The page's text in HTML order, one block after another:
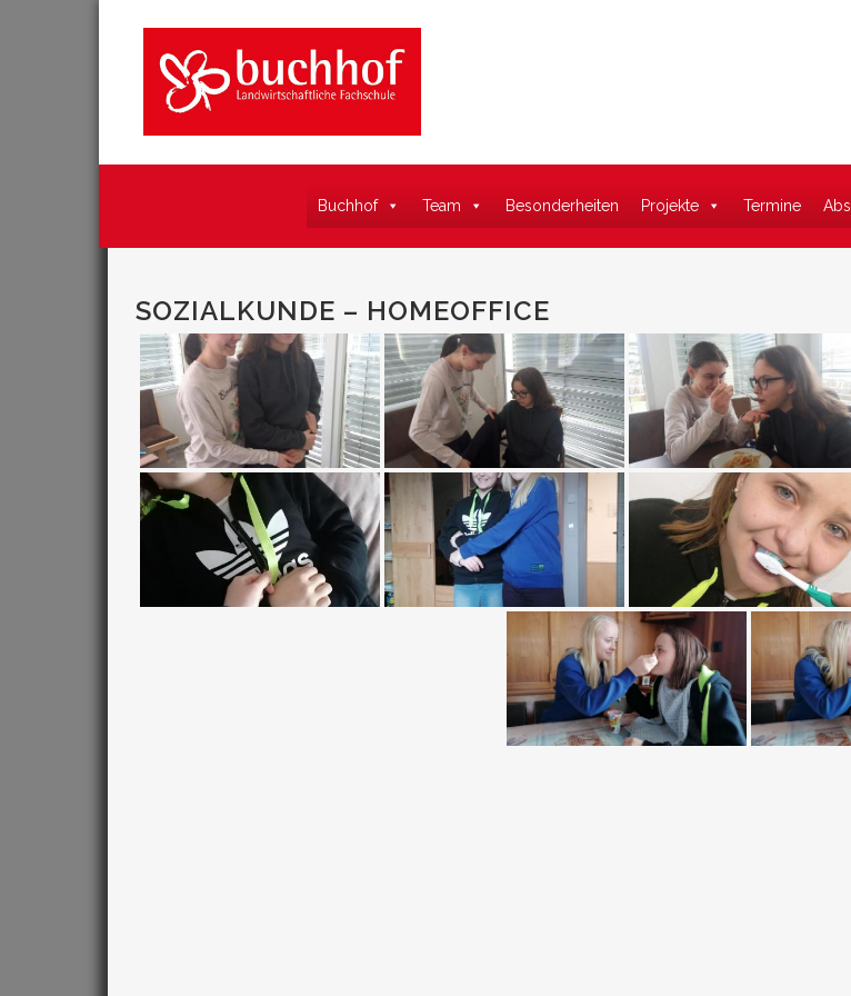
Buchhof Team Besonderheiten Projekte Termine
SOZIALKUNDE – HOMEOFFICE